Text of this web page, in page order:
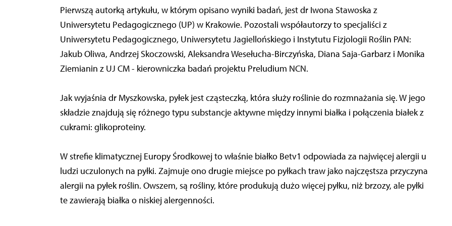
Pierwszą autorką artykułu, w którym opisano wyniki badań, jest dr Iwona Stawoska z
Uniwersytetu Pedagogicznego (UP) w Krakowie. Pozostali współautorzy to specjaliści z
Uniwersytetu Pedagogicznego, Uniwersytetu Jagiellońskiego i Instytutu Fizjologii Roślin PAN:
Jakub Oliwa, Andrzej Skoczowski, Aleksandra Wesełucha-Birczyńska, Diana Saja-Garbarz i Monika
Ziemianin z UJ CM - kierowniczka badań projektu Preludium NCN.
Jak wyjaśnia dr Myszkowska, pyłek jest cząsteczką, która służy roślinie do rozmnażania się. W jego
składzie znajdują się różnego typu substancje aktywne między innymi białka i połączenia białek z
cukrami: glikoproteiny.
W strefie klimatycznej Europy Środkowej to właśnie białko Betv1 odpowiada za najwięcej alergii u
ludzi uczulonych na pyłki. Zajmuje ono drugie miejsce po pyłkach traw jako najczęstsza przyczyna
alergii na pyłek roślin. Owszem, są rośliny, które produkują dużo więcej pyłku, niż brzozy, ale pyłki
te zawierają białka o niskiej alergenności.